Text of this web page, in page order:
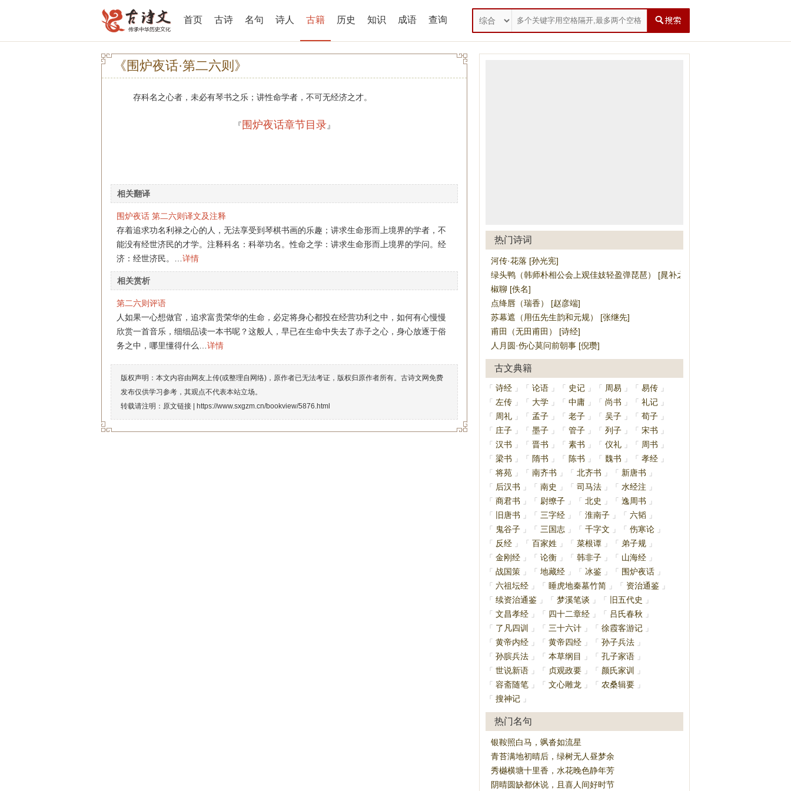
首页 古诗 名句 诗人 古籍 历史 知识 成语 查询
《围炉夜话·第二六则》
存科名之心者，未必有琴书之乐；讲性命学者，不可无经济之才。
『 围炉夜话章节目录』
相关翻译
围炉夜话 第二六则译文及注释
存着追求功名利禄之心的人，无法享受到琴棋书画的乐趣；讲求生命形而上境界的学者，不
能没有经世济民的才学。注释科名：科举功名。性命之学：讲求生命形而上境界的学问。经
济：经世济民。… 详情
相关赏析
第二六则评语
人如果一心想做官，追求富贵荣华的生命，必定将身心都投在经营功利之中，如何有心慢慢
欣赏一首音乐，细细品读一本书呢？这般人，早已在生命中失去了赤子之心，身心放逐于俗
务之中，哪里懂得什么… 详情
版权声明：本文内容由网友上传(或整理自网络)，原作者已无法考证，版权归原作者所有。古诗文网免费
发布仅供学习参考，其观点不代表本站立场。
转载请注明：原文链接 |
https://www.sxgzm.cn/bookview/5876.html
热门诗词
河传·花落 [孙光宪]
绿头鸭（韩师朴相公会上观佳妓轻盈弹琵琶） [晁补之]
椒聊 [佚名]
点绛唇（瑞香） [赵彦端]
苏幕遮（用伍先生韵和元规） [张继先]
甫田（无田甫田） [诗经]
人月圆·伤心莫问前朝事 [倪瓒]
古文典籍
「 诗经 」 「 论语 」 「 史记 」 「 周易 」 「 易传 」
「
左传 」 「 大学 」 「 中庸 」 「 尚书 」 「 礼记 」
「
周礼 」 「 孟子 」 「 老子 」 「 吴子 」 「 荀子 」
「
庄子 」 「 墨子 」 「 管子 」 「 列子 」 「 宋书
」
「 汉书 」 「 晋书 」 「 素书 」 「 仪礼 」 「 周书
」
「 梁书 」 「 隋书 」 「 陈书 」 「 魏书 」 「 孝经 」
「 将苑 」 「 南齐书 」 「 北齐书 」 「 新唐书
」
「
后汉书 」 「 南史 」 「 司马法 」 「 水经注
」
「 商君书 」 「 尉缭子 」 「 北史 」 「 逸周书
」
「
旧唐书 」 「 三字经 」 「 淮南子 」 「 六韬 」
「
鬼谷子 」 「 三国志 」 「 千字文 」 「 伤寒论 」
「
反经 」 「 百家姓 」 「 菜根谭 」 「 弟子规 」
「 金刚经 」 「 论衡 」 「 韩非子 」 「 山海经 」
「 战国策 」 「 地藏经 」 「 冰鉴 」 「 围炉夜话 」
「 六祖坛经 」 「 睡虎地秦墓竹简 」 「 资治通鉴 」
「 续资治通鉴 」 「 梦溪笔谈 」 「 旧五代史
」
「 文昌孝经 」 「 四十二章经 」 「 吕氏春秋
」
「
了凡四训 」 「 三十六计 」 「 徐霞客游记 」
「 黄帝内经 」 「 黄帝四经 」 「 孙子兵法 」
「 孙膑兵法 」 「 本草纲目 」 「 孔子家语 」
「 世说新语 」 「 贞观政要 」 「 颜氏家训
」
「 容斋随笔 」 「 文心雕龙 」 「 农桑辑要 」
「 搜神记 」
热门名句
银鞍照白马，飒沓如流星
青苔满地初晴后，绿树无人昼梦余
秀樾横塘十里香，水花晚色静年芳
阴晴圆缺都休说，且喜人间好时节